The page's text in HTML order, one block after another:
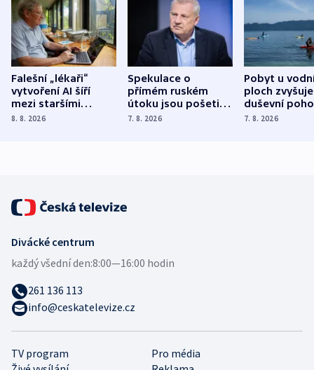
Falešní „lékaři“
vytvoření AI šíří
mezi staršími
Poláky nebezpečné
8. 8. 2026
Spekulace o
přímém ruském
útoku jsou pošetilé,
míní estonský
7. 8. 2026
Pobyt u
ploch zvyšuje
duševní
ukázala
7. 8. 2026
TV program
Pro média
Divácké centrum
každý všední den:8:00—16:00 hodin
261 136 113
info@ceskatelevize.cz